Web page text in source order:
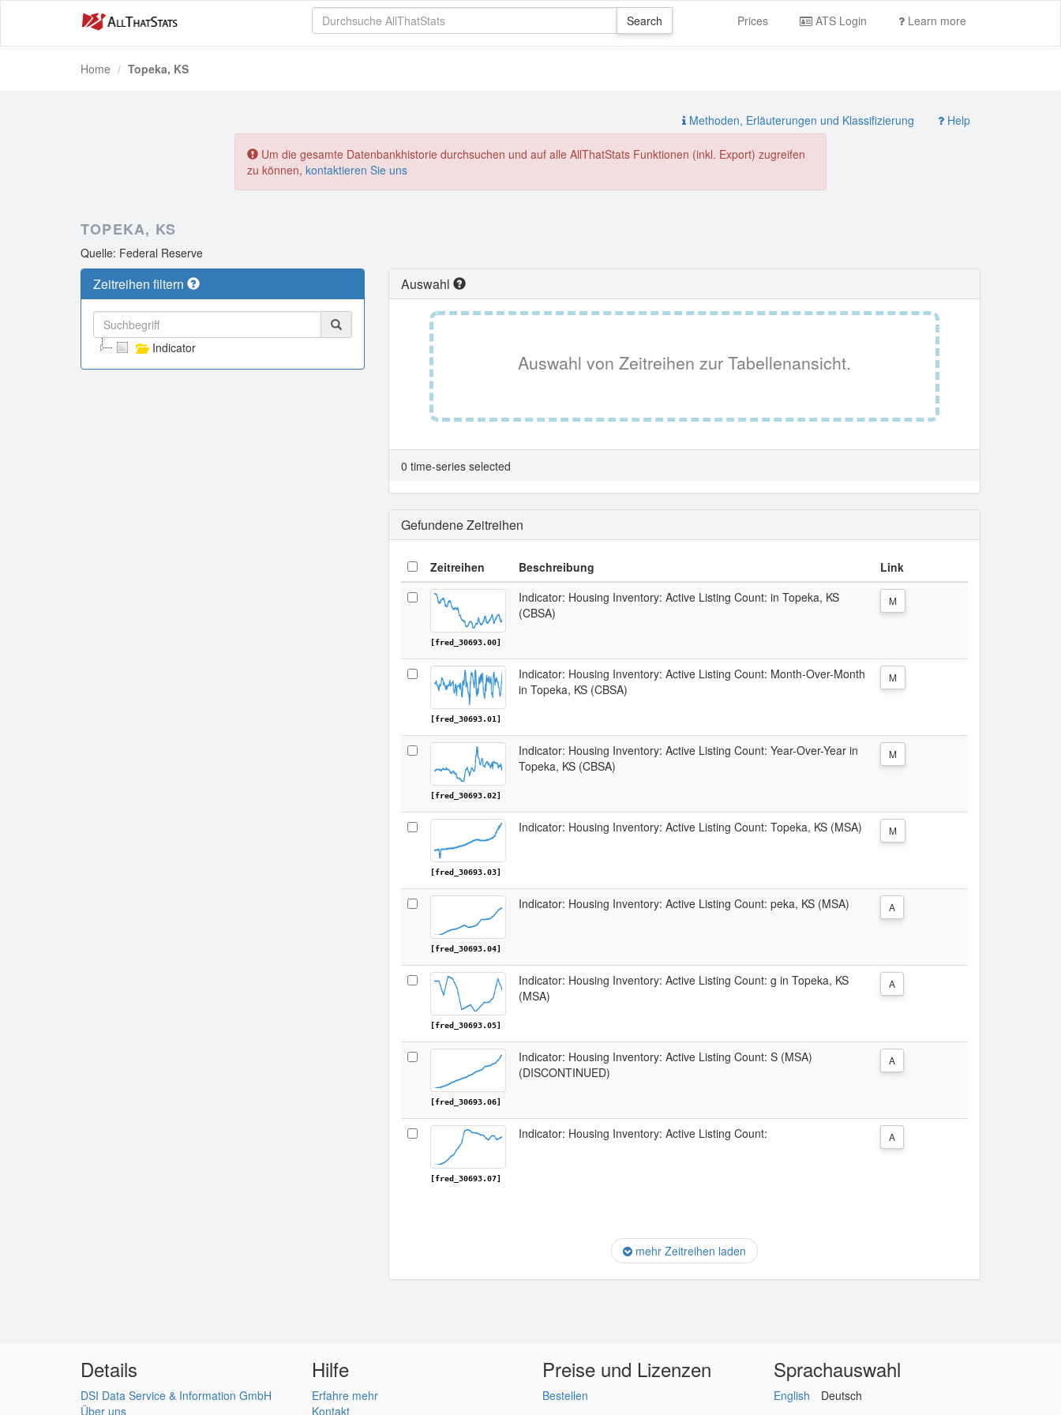
Prices ATS Login Learn more
Home Topeka, KS
Methoden, Erläuterungen und Klassifizierung Help
Um die gesamte Datenbankhistorie durchsuchen und auf alle AllThatStats Funktionen (inkl. Export) zugreifen
zu können, kontaktieren Sie uns
TOPEKA, KS
Quelle: Federal Reserve
Zeitreihen filtern
Indicator
Auswahl
Auswahl von Zeitreihen zur Tabellenansicht.
0 time-series selected
Gefundene Zeitreihen
Zeitreihen Beschreibung Link
[fred_30693.00]
Indicator: Housing Inventory: Active Listing Count: in Topeka, KS
(CBSA)
M
[fred_30693.01]
Indicator: Housing Inventory: Active Listing Count: Month-Over-Month
in Topeka, KS (CBSA)
M
[fred_30693.02]
Indicator: Housing Inventory: Active Listing Count: Year-Over-Year in
Topeka, KS (CBSA)
M
[fred_30693.03]
Indicator: Housing Inventory: Active Listing Count: Topeka, KS (MSA) M
[fred_30693.04]
Indicator: Housing Inventory: Active Listing Count: peka, KS (MSA) A
[fred_30693.05]
Indicator: Housing Inventory: Active Listing Count: g in Topeka, KS
(MSA)
A
[fred_30693.06]
Indicator: Housing Inventory: Active Listing Count: S (MSA)
(DISCONTINUED)
A
[fred_30693.07]
Indicator: Housing Inventory: Active Listing Count: A
mehr Zeitreihen laden
Details
DSI Data Service & Information GmbH
Über uns
Hilfe
Erfahre mehr
Kontakt
Preise und Lizenzen
Bestellen
Sprachauswahl
English Deutsch